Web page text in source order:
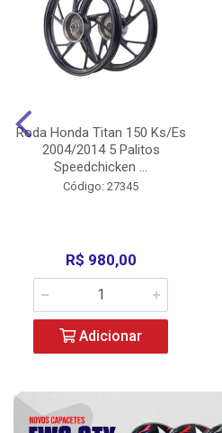
Roda Honda Titan 150 Ks/Es
2004/2014 5 Palitos
Speedchicken ...
Código: 27345
R$ 980,00
Adicionar